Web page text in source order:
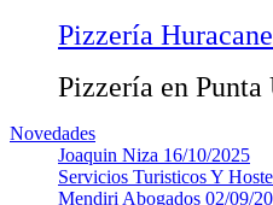
Pizzería
Pizzería en Punta
Novedades
Joaquin Niza 16/10/2025
Servicios Turisticos Y
Mendiri Abogados 02/09/